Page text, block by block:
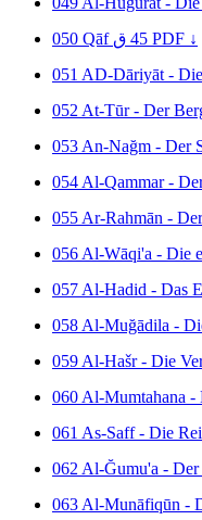
050 Qāf ق 45 PDF ↓
051 AD-Dāriyāt -
052 At-Tūr - Der
053 An-Nağm - Der
054 Al-Qammar -
055 Ar-Rahmān -
056 Al-Wāqi'a - Die
057 Al-Hadid - Das
058 Al-Muğādila -
059 Al-Hašr - Die
060 Al-Mumtahana -
061 As-Saff - Die
062 Al-Ğumu'a - Der
063 Al-Munāfiqūn -